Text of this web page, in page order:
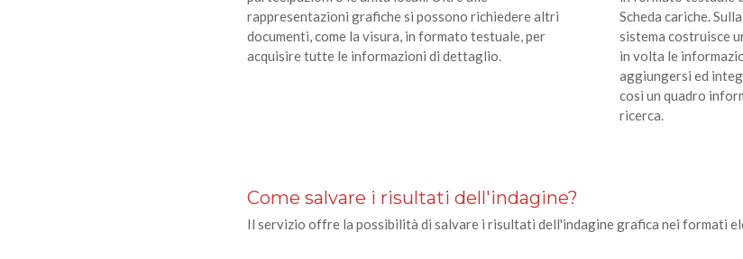
rappresentazioni grafiche si possono richiedere altri
documenti, come la visura, in formato testuale, per
acquisire tutte le informazioni di dettaglio.
Scheda cariche.
sistema costruisce
in volta le
aggiungersi ed
così un quadro
ricerca.
Come salvare i risultati dell'indagine?
Il servizio offre la possibilità di salvare i risultati dell'indagine grafica nei formati